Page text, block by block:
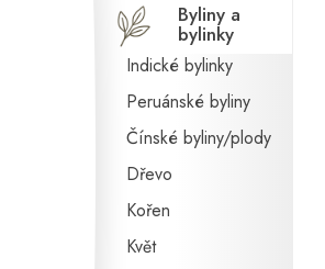
Byliny a
bylinky
Indické bylinky
Peruánské byliny
Čínské byliny/plody
Dřevo
Kořen
Květ